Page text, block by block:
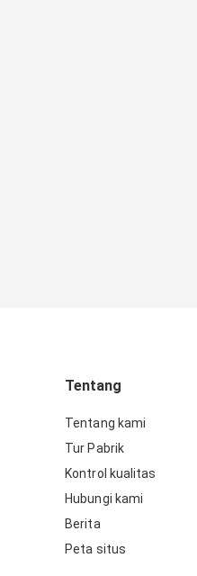
Tentang
Tentang kami
Tur Pabrik
Kontrol kualitas
Hubungi kami
Berita
Peta situs